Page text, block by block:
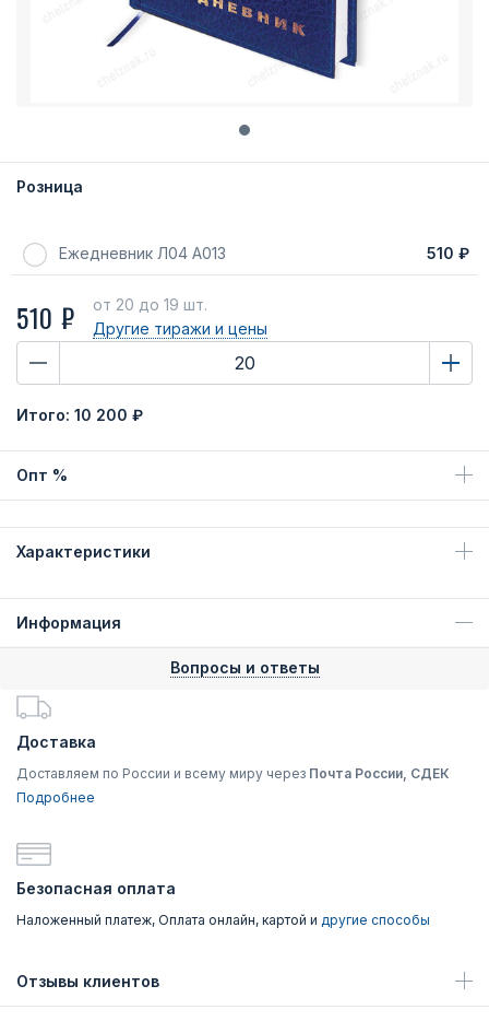
Розница
Ежедневник Л04 А013 510 ₽
510 ₽ от 20 до 19 шт.
Другие тиражи и цены
Итого: 10 200 ₽
Опт %
Характеристики
Информация
Вопросы и ответы
Доставка
Доставляем по России и всему миру через Почта России, СДЕК
Подробнее
Безопасная оплата
Наложенный платеж, Оплата онлайн, картой и другие способы
Отзывы клиентов